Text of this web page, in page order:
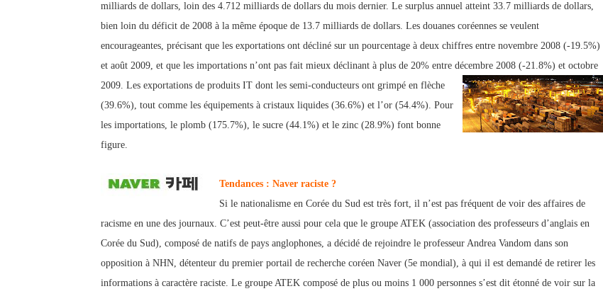
milliards de dollars, loin des 4.712 milliards de dollars du mois dernier. Le surplus annuel atteint 33.7 milliards de dollars,
bien loin du déficit de 2008 à la même époque de 13.7 milliards de dollars. Les douanes coréennes se veulent
encourageantes, précisant que les exportations ont décliné sur un pourcentage à deux chiffres entre novembre 2008 (-19.5%)
et août 2009, et que les importations n’ont pas fait mieux déclinant à plus de 20% entre décembre 2008 (-21.8%) et octobre
2009. Les exportations de produits IT dont les semi-conducteurs ont grimpé en flèche
(39.6%), tout comme les équipements à cristaux liquides (36.6%) et l’or (54.4%). Pour
les importations, le plomb (175.7%), le sucre (44.1%) et le zinc (28.9%) font bonne
figure.
Tendances : Naver raciste ?
Si le nationalisme en Corée du Sud est très fort, il n’est pas fréquent de voir des affaires de
racisme en une des journaux. C’est peut-être aussi pour cela que le groupe ATEK (association des professeurs d’anglais en
Corée du Sud), composé de natifs de pays anglophones, a décidé de rejoindre le professeur Andrea Vandom dans son
opposition à NHN, détenteur du premier portail de recherche coréen Naver (5e mondial), à qui il est demandé de retirer les
informations à caractère raciste. Le groupe ATEK composé de plus ou moins 1 000 personnes s’est dit étonné de voir sur la